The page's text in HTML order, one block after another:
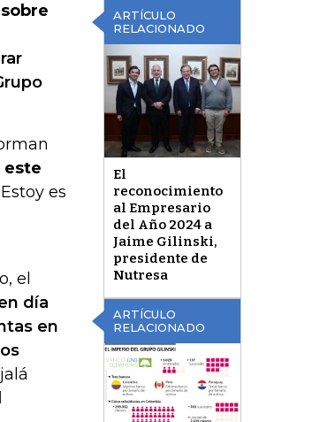
ARTÍCULO
RELACIONADO
El
reconocimiento
al Empresario
del Año 2024 a
Jaime Gilinski,
presidente de
Nutresa
este
es
ARTÍCULO
RELACIONADO
el
día
en